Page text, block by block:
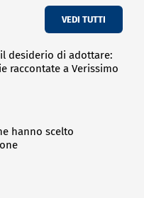
VEDI TUTTI
desiderio di adottare:
raccontate a Verissimo
hanno scelto